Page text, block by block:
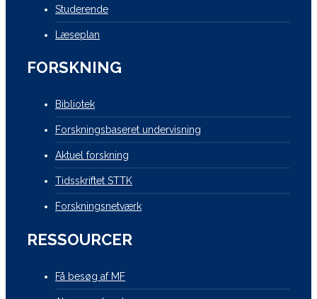
Studerende
Læseplan
FORSKNING
Bibliotek
Forskningsbaseret undervisning
Aktuel forskning
Tidsskriftet STTK
Forskningsnetværk
RESSOURCER
Få besøg af MF